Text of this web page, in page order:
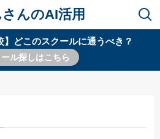
んのAI活用
】どこのスクールに通うべき？
ール探しはこちら